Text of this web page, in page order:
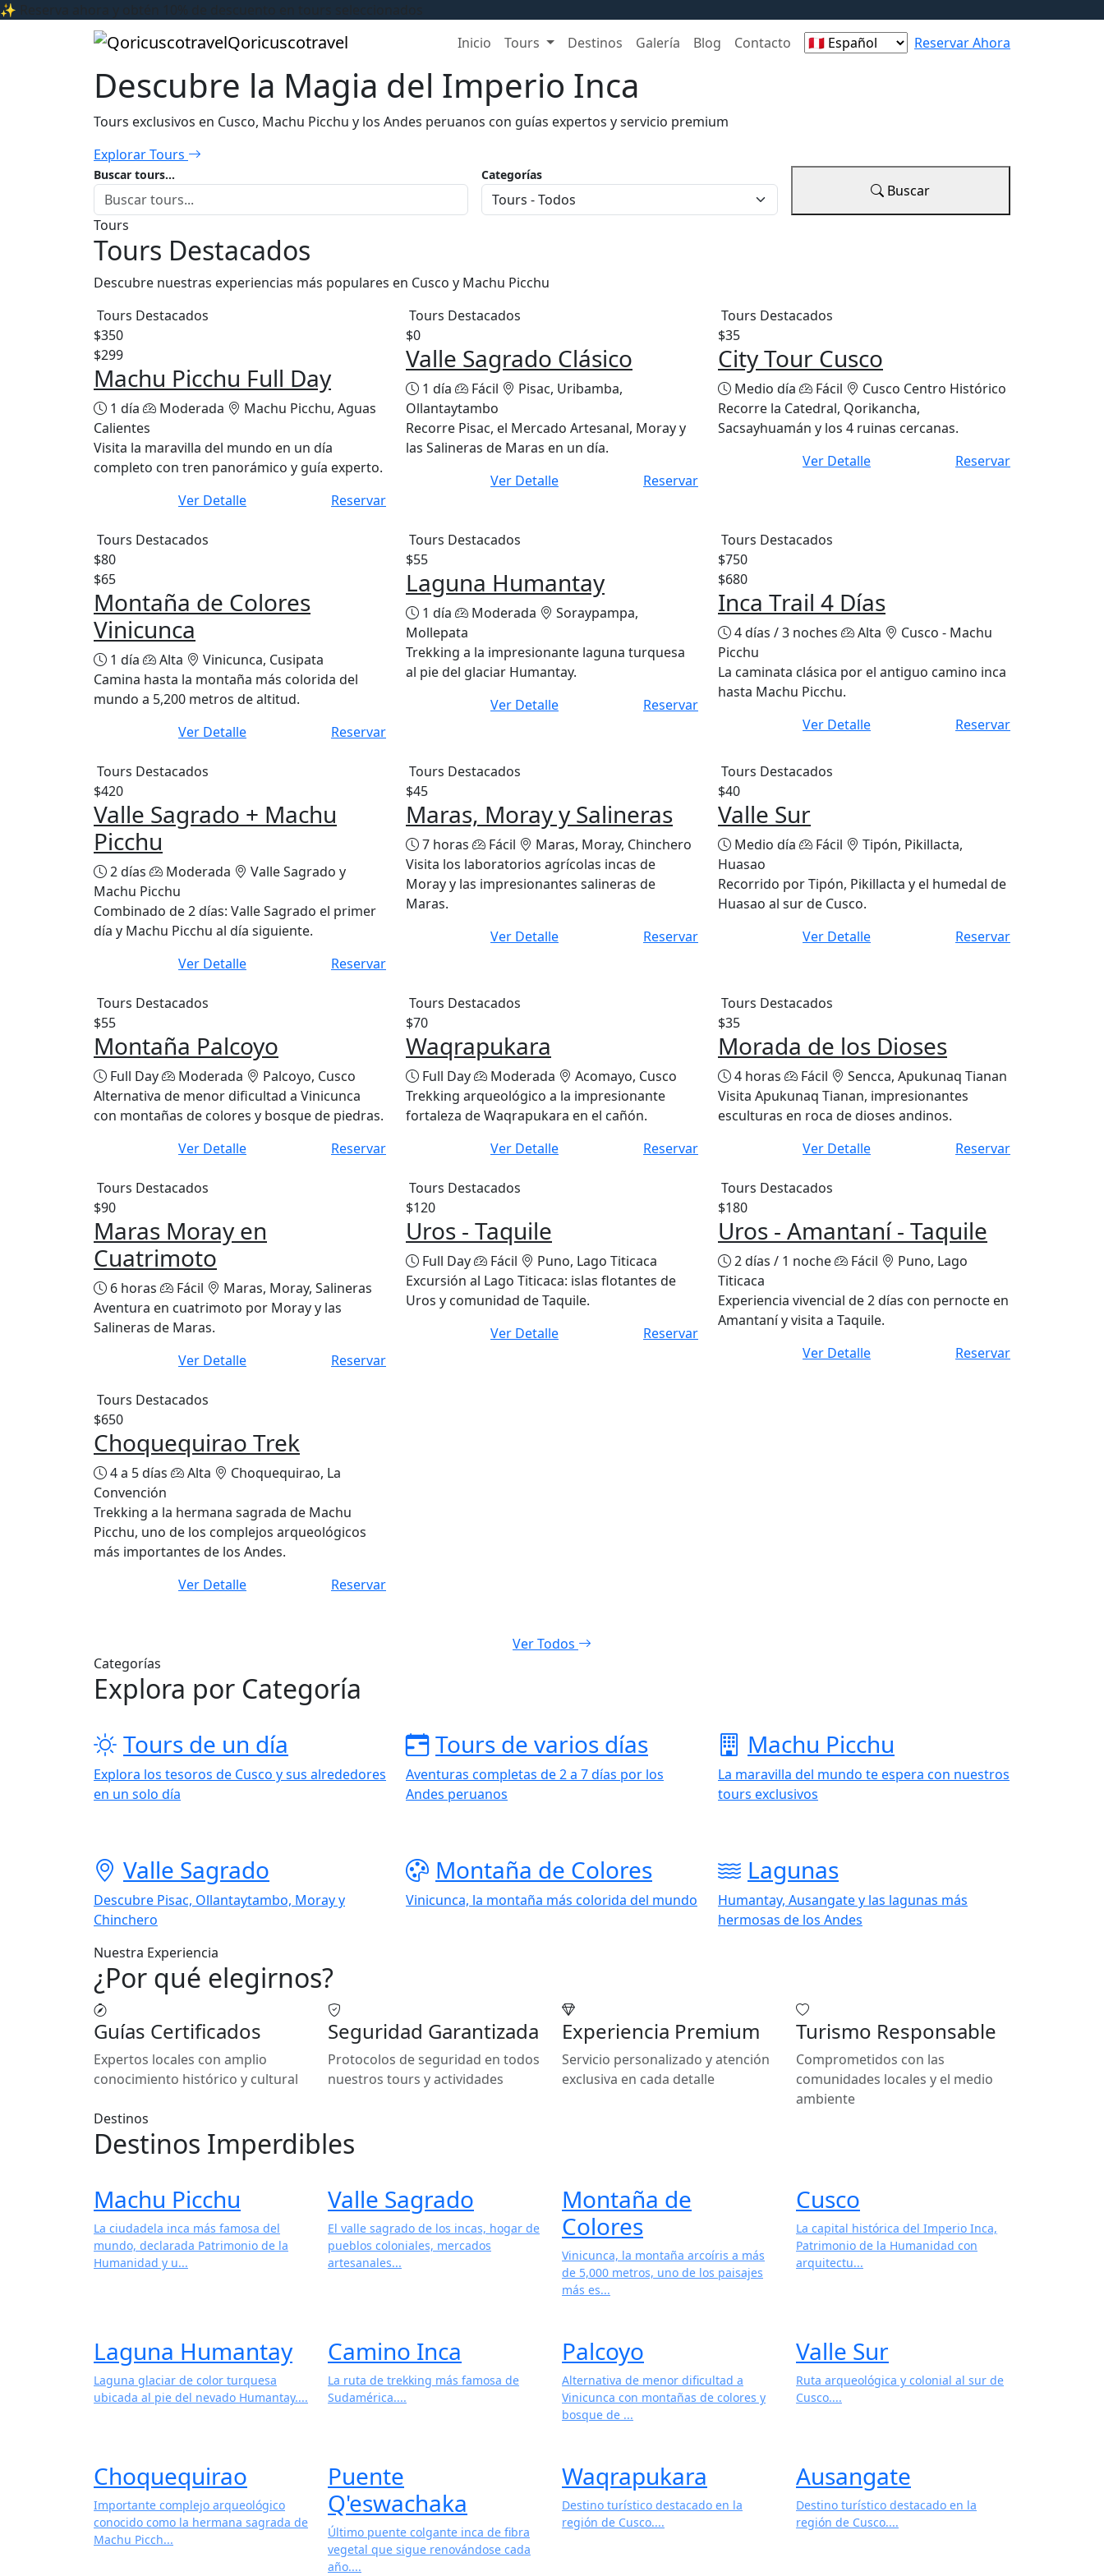
✨ Reserva ahora y obtén 10% de descuento en tours seleccionados
Qoricuscotravel Inicio Tours Destinos Galería Blog Contacto Reservar Ahora
Descubre la Magia del Imperio Inca
Tours exclusivos en Cusco, Machu Picchu y los Andes peruanos con guías expertos y servicio premium
Explorar Tours
Buscar tours... Categorías
Buscar
Tours
Tours Destacados
Descubre nuestras experiencias más populares en Cusco y Machu Picchu
Tours Destacados
$350
$299
Machu Picchu Full Day
1 día Moderada
Machu Picchu, Aguas
Calientes
Visita la maravilla del mundo en un día
completo con tren panorámico y guía experto.
Ver Detalle
Reservar
Tours Destacados
$0
Valle Sagrado Clásico
1 día Fácil
Pisac, Uribamba,
Ollantaytambo
Recorre Pisac, el Mercado Artesanal, Moray y
las Salineras de Maras en un día.
Ver Detalle
Reservar
Tours Destacados
$35
City Tour Cusco
Medio día Fácil
Cusco Centro Histórico
Recorre la Catedral, Qorikancha,
Sacsayhuamán y los 4 ruinas cercanas.
Ver Detalle
Reservar
Tours Destacados
$80
$65
Montaña de Colores
Vinicunca
1 día Alta
Vinicunca, Cusipata
Camina hasta la montaña más colorida del
mundo a 5,200 metros de altitud.
Ver Detalle
Reservar
Tours Destacados
$55
Laguna Humantay
1 día Moderada
Soraypampa,
Mollepata
Trekking a la impresionante laguna turquesa
al pie del glaciar Humantay.
Ver Detalle
Reservar
Tours Destacados
$750
$680
Inca Trail 4 Días
4 días / 3 noches Alta
Cusco - Machu
Picchu
La caminata clásica por el antiguo camino inca
hasta Machu Picchu.
Ver Detalle
Reservar
Tours Destacados
$420
Valle Sagrado + Machu
Picchu
2 días Moderada
Valle Sagrado y
Machu Picchu
Combinado de 2 días: Valle Sagrado el primer
día y Machu Picchu al día siguiente.
Ver Detalle
Reservar
Tours Destacados
$45
Maras, Moray y Salineras
7 horas Fácil
Maras, Moray, Chinchero
Visita los laboratorios agrícolas incas de
Moray y las impresionantes salineras de
Maras.
Ver Detalle
Reservar
Tours Destacados
$40
Valle Sur
Medio día Fácil
Tipón, Pikillacta,
Huasao
Recorrido por Tipón, Pikillacta y el humedal de
Huasao al sur de Cusco.
Ver Detalle
Reservar
Tours Destacados
$55
Montaña Palcoyo
Full Day Moderada
Palcoyo, Cusco
Alternativa de menor dificultad a Vinicunca
con montañas de colores y bosque de piedras.
Ver Detalle
Reservar
Tours Destacados
$70
Waqrapukara
Full Day Moderada
Acomayo, Cusco
Trekking arqueológico a la impresionante
fortaleza de Waqrapukara en el cañón.
Ver Detalle
Reservar
Tours Destacados
$35
Morada de los Dioses
4 horas Fácil
Sencca, Apukunaq Tianan
Visita Apukunaq Tianan, impresionantes
esculturas en roca de dioses andinos.
Ver Detalle
Reservar
Tours Destacados
$90
Maras Moray en
Cuatrimoto
6 horas Fácil
Maras, Moray, Salineras
Aventura en cuatrimoto por Moray y las
Salineras de Maras.
Ver Detalle
Reservar
Tours Destacados
$120
Uros - Taquile
Full Day Fácil
Puno, Lago Titicaca
Excursión al Lago Titicaca: islas flotantes de
Uros y comunidad de Taquile.
Ver Detalle
Reservar
Tours Destacados
$180
Uros - Amantaní - Taquile
2 días / 1 noche Fácil
Puno, Lago
Titicaca
Experiencia vivencial de 2 días con pernocte en
Amantaní y visita a Taquile.
Ver Detalle
Reservar
Tours Destacados
$650
Choquequirao Trek
4 a 5 días Alta
Choquequirao, La
Convención
Trekking a la hermana sagrada de Machu
Picchu, uno de los complejos arqueológicos
más importantes de los Andes.
Ver Detalle
Reservar
Ver Todos
Categorías
Explora por Categoría
Tours de un día
Explora los tesoros de Cusco y sus alrededores
en un solo día
Tours de varios días
Aventuras completas de 2 a 7 días por los
Andes peruanos
Machu Picchu
La maravilla del mundo te espera con nuestros
tours exclusivos
Valle Sagrado
Descubre Pisac, Ollantaytambo, Moray y
Chinchero
Montaña de Colores
Vinicunca, la montaña más colorida del mundo
Lagunas
Humantay, Ausangate y las lagunas más
hermosas de los Andes
Nuestra Experiencia
¿Por qué elegirnos?
Guías Certificados
Expertos locales con amplio
conocimiento histórico y cultural
Seguridad Garantizada
Protocolos de seguridad en todos
nuestros tours y actividades
Experiencia Premium
Servicio personalizado y atención
exclusiva en cada detalle
Turismo Responsable
Comprometidos con las
comunidades locales y el medio
ambiente
Destinos
Destinos Imperdibles
Machu Picchu
La ciudadela inca más famosa del
mundo, declarada Patrimonio de la
Humanidad y u...
Valle Sagrado
El valle sagrado de los incas, hogar de
pueblos coloniales, mercados
artesanales...
Montaña de
Colores
Vinicunca, la montaña arcoíris a más
de 5,000 metros, uno de los paisajes
más es...
Cusco
La capital histórica del Imperio Inca,
Patrimonio de la Humanidad con
arquitectu...
Laguna Humantay
Laguna glaciar de color turquesa
ubicada al pie del nevado Humantay....
Camino Inca
La ruta de trekking más famosa de
Sudamérica....
Palcoyo
Alternativa de menor dificultad a
Vinicunca con montañas de colores y
bosque de ...
Valle Sur
Ruta arqueológica y colonial al sur de
Cusco....
Choquequirao
Importante complejo arqueológico
conocido como la hermana sagrada de
Machu Picch...
Puente
Q'eswachaka
Último puente colgante inca de fibra
vegetal que sigue renovándose cada
año....
Waqrapukara
Destino turístico destacado en la
región de Cusco....
Ausangate
Destino turístico destacado en la
región de Cusco....